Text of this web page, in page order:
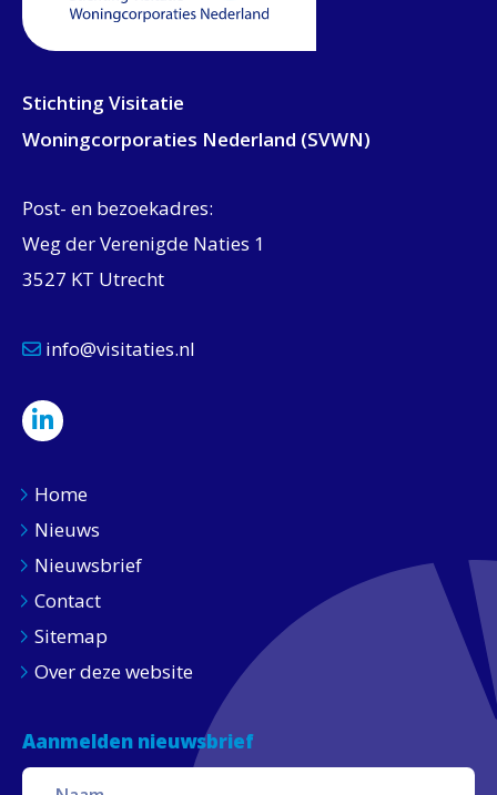
Stichting Visitatie
Woningcorporaties Nederland (SVWN)
Post- en bezoekadres:
Weg der Verenigde Naties 1
3527 KT Utrecht
info@visitaties.nl
Home
Nieuws
Nieuwsbrief
Contact
Sitemap
Over deze website
Aanmelden nieuwsbrief